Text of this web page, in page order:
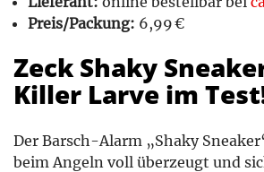
Preis/Packung: 6,99 €
Zeck Shaky
Killer Larve im
Der Barsch-Alarm „Shaky
beim Angeln voll überzeugt und